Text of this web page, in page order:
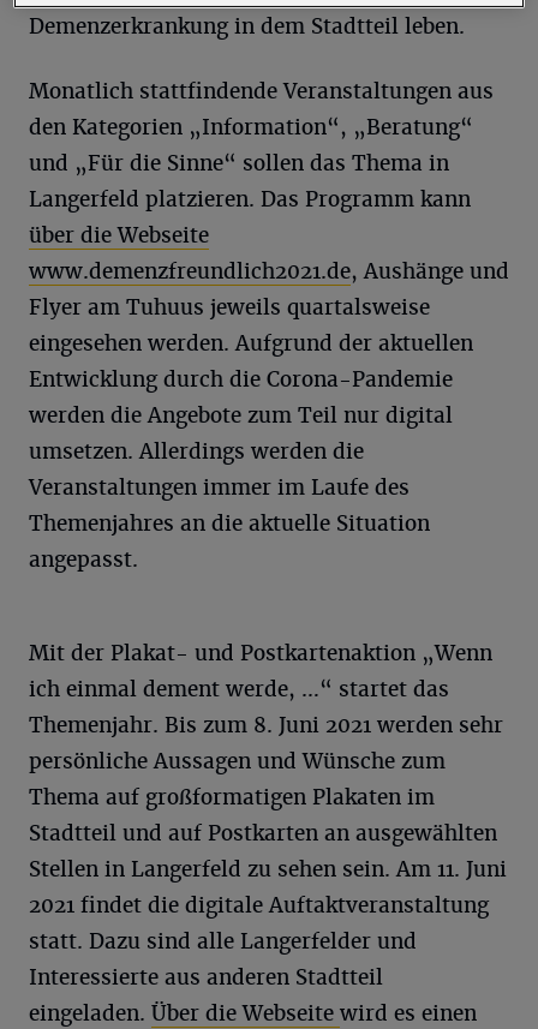
Demenzerkrankung in dem Stadtteil leben.
Monatlich stattfindende Veranstaltungen aus
den Kategorien „Information“, „Beratung“
und „Für die Sinne“ sollen das Thema in
Langerfeld platzieren. Das Programm kann
über die Webseite
www.demenzfreundlich2021.de, Aushänge und
Flyer am Tuhuus jeweils quartalsweise
eingesehen werden. Aufgrund der aktuellen
Entwicklung durch die Corona-Pandemie
werden die Angebote zum Teil nur digital
umsetzen. Allerdings werden die
Veranstaltungen immer im Laufe des
Themenjahres an die aktuelle Situation
angepasst.
Mit der Plakat- und Postkartenaktion „Wenn
ich einmal dement werde, …“ startet das
Themenjahr. Bis zum 8. Juni 2021 werden sehr
persönliche Aussagen und Wünsche zum
Thema auf großformatigen Plakaten im
Stadtteil und auf Postkarten an ausgewählten
Stellen in Langerfeld zu sehen sein. Am 11. Juni
2021 findet die digitale Auftaktveranstaltung
statt. Dazu sind alle Langerfelder und
Interessierte aus anderen Stadtteil
eingeladen. Über die Webseite wird es einen